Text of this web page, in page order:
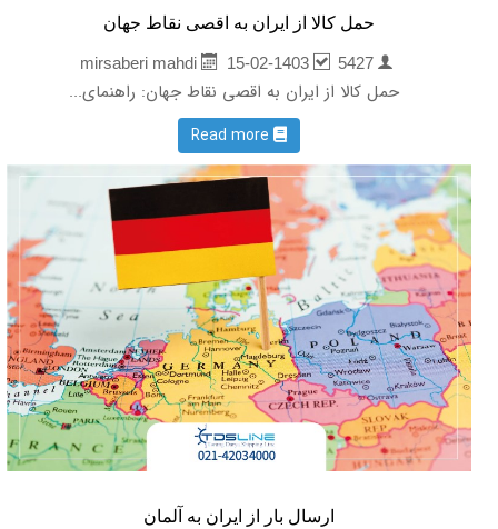
حمل کالا از ایران به اقصی نقاط جهان
mirsaberi mahdi
15-02-1403 5427
حمل کالا از ایران به اقصی نقاط جهان: راهنمای...
Read more
ارسال بار از ایران به آلمان